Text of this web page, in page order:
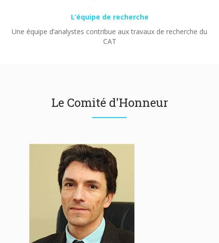
L’équipe de recherche
Une équipe d’analystes contribue aux travaux de recherche du
CAT
Le Comité d'Honneur